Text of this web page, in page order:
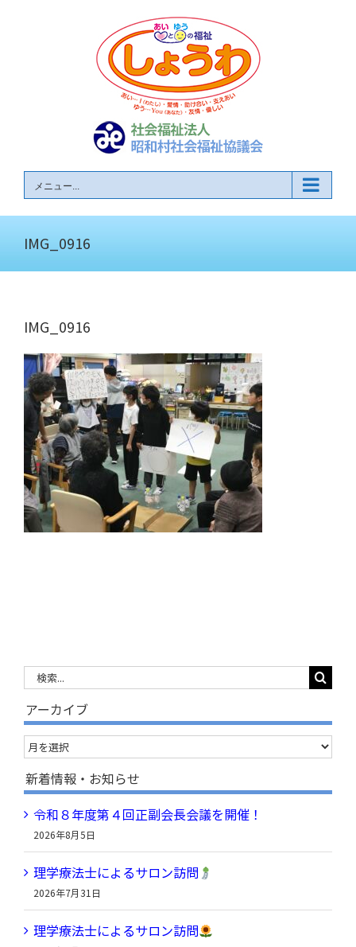
メニュー...
IMG_0916
IMG_0916
…
アーカイブ
ア
ー
カ
イ
ブ
新着情報・お知らせ
令和８年度第４回正副会長会議を開催！
2026年8月5日
理学療法士によるサロン訪問
2026年7月31日
理学療法士によるサロン訪問